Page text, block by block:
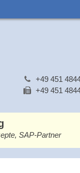
+49 451
+49 451
SAP-Partner